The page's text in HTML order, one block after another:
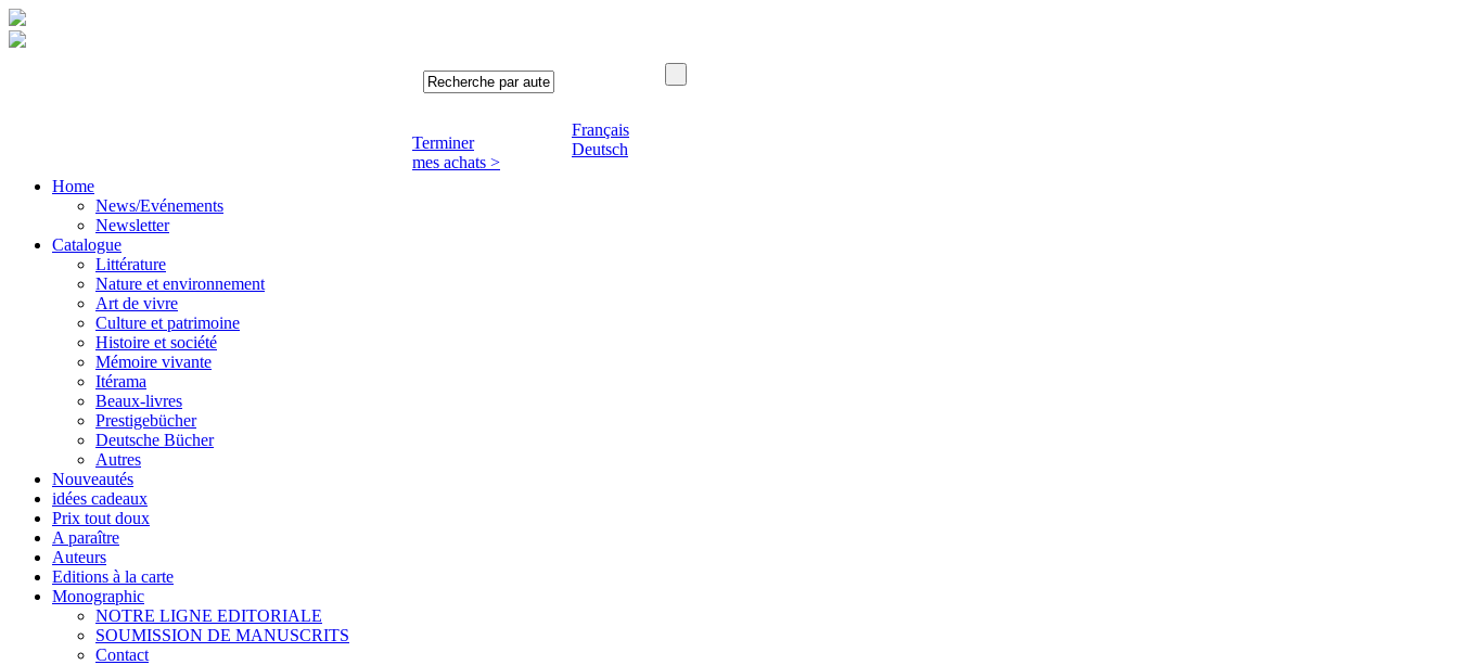
Terminer
mes achats >
Français
Deutsch
Home
News/Evénements
Newsletter
Catalogue
Littérature
Nature et environnement
Art de vivre
Culture et patrimoine
Histoire et société
Mémoire vivante
Itérama
Beaux-livres
Prestigebücher
Deutsche Bücher
Autres
Nouveautés
idées cadeaux
Prix tout doux
A paraître
Auteurs
Editions à la carte
Monographic
NOTRE LIGNE EDITORIALE
SOUMISSION DE MANUSCRITS
Contact